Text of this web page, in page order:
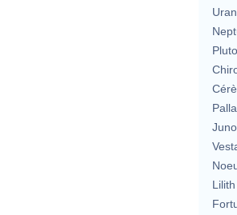
Lilith